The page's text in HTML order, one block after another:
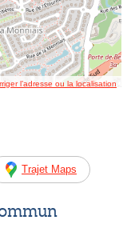
l’adresse ou la localisation
Trajet Maps